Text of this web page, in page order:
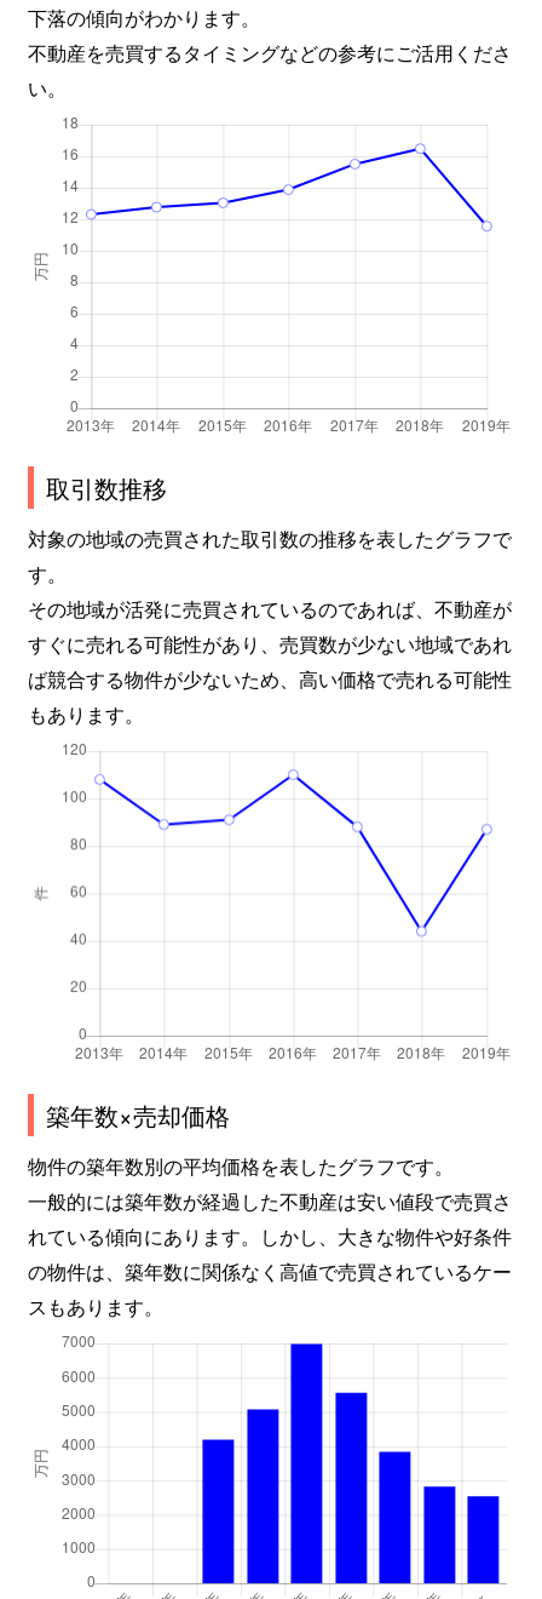
下落の傾向がわかります。
不動産を売買するタイミングなどの参考にご活用くださ
い。
取引数推移
対象の地域の売買された取引数の推移を表したグラフで
す。
その地域が活発に売買されているのであれば、不動産が
すぐに売れる可能性があり、売買数が少ない地域であれ
ば競合する物件が少ないため、高い価格で売れる可能性
もあります。
築年数×売却価格
物件の築年数別の平均価格を表したグラフです。
一般的には築年数が経過した不動産は安い値段で売買さ
れている傾向にあります。しかし、大きな物件や好条件
の物件は、築年数に関係なく高値で売買されているケー
スもあります。